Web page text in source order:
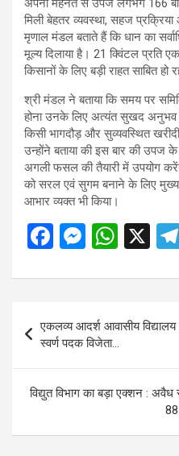
अपनी मेहनत से उपजे लगभग 166
मिली बेहतर व्यवस्था, सहज
मृणाल मंडल बताते हैं कि धान का
मूल्य दिलाया है। 21 क्विंटल प्रति
किसानों के लिए बड़ी राहत साबित हो
श्री मंडल ने बताया कि समय पर
होना उनके लिए अत्यंत सुखद अनुभव
किसी भागदौड़ और सुव्यवस्थित
उन्होंने बताया की इस बार की उपज
अगली फसल की तैयारी में उपयोग
को सरल एवं सुगम बनाने के लिए
आभार व्यक्त भी किया।
F
ce
o
o
k
M
se
n
g
er
W
at
s
A
p
p
X
navigation
एकलव्य आदर्श आवासीय विद्यालय
स्वर्ण पदक विजेता…
विद्युत विभाग का बड़ा एक्शन :